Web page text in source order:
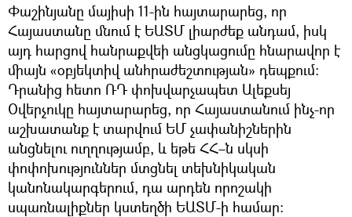
Փաշինյանը մայիսի 11-ին հայտարարեց, որ
Հայաստանը մնում է ԵԱՏՄ լիարժեք անդամ, իսկ
այդ հարցով հանրաքվեի անցկացումը հնարավոր է
միայն «օբյեկտիվ անհրաժեշտության» դեպքում:
Դրանից հետո ՌԴ փոխվարչապետ Ալեքսեյ
Օվերչուկը հայտարարեց, որ Հայաստանում ինչ-որ
աշխատանք է տարվում ԵՄ չափանիշներին
անցնելու ուղղությամբ, և եթե ՀՀ–ն սկսի
փոփոխություններ մտցնել տեխնիկական
կանոնակարգերում, դա արդեն որոշակի
սպառնալիքներ կստեղծի ԵԱՏՄ-ի համար: